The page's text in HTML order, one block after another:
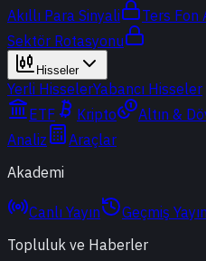
Akıllı Para Sinyali
Ters Fon
Sektör Rotasyonu
Hisseler
Yerli HisselerYabancı Hisseler
ETF
Kripto Altın &
Analiz
Araçlar
Akademi
Canlı Yayın Geçmiş
Topluluk ve Haberler